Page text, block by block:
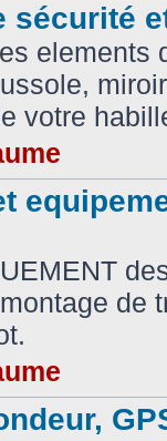
sécurité
elements
votre
de